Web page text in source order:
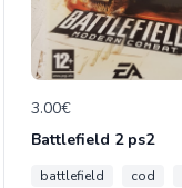
3.00€
Battlefield 2 ps2
battlefield cod